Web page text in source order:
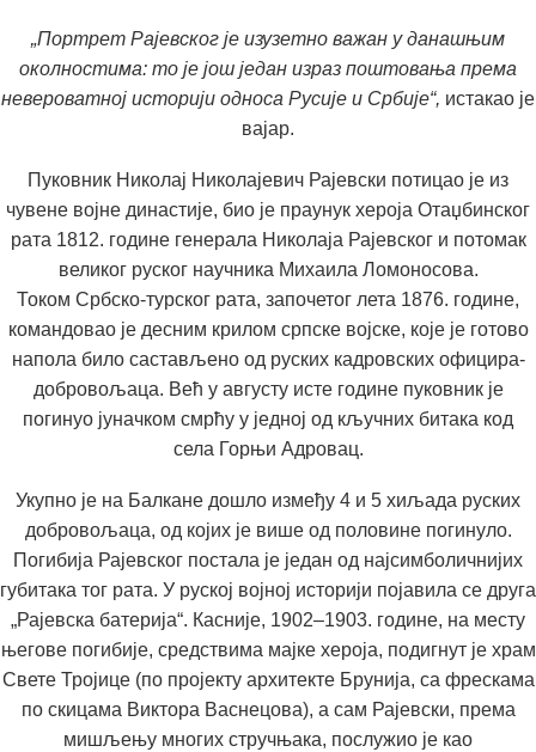
„Портрет Рајевског је изузетно важан у данашњим
околностима: то је још један израз поштовања према
невероватној историји односа Русије и Србије“, истакао је
вајар.
Пуковник Николај Николајевич Рајевски потицао је из
чувене војне династије, био је праунук хероја Отаџбинског
рата 1812. године генерала Николаја Рајевскоги потомак
великог руског научника Михаила Ломоносова.
Током Србско-турског рата, започетог лета 1876. године,
командовао је десним крилом српске војске, које је готово
напола било састављено од руских кадровских официра-
добровољаца. Већ у августу исте године пуковник је
погинуо јуначком смрћу у једној од кључних битака код
села Горњи Адровац.
Укупно је на Балкане дошло између 4 и 5 хиљада руских
добровољаца, од којих је више од половине погинуло.
Погибија Рајевског постала је један од најсимболичнијих
губитака тог рата. У руској војној историји појавила се друга
„Раjевска батерија“. Касније, 1902–1903. године, на месту
његове погибије, средствима мајке хероја, подигнут је храм
Свете Тројице(по пројекту архитекте Брунија, са фрескама
по скицама Виктора Васнецова), а сам Рајевски, према
мишљењу многих стручњака, послужио је као